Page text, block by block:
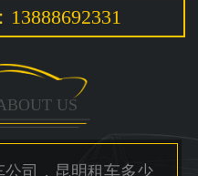
US
司，昆明租车多少